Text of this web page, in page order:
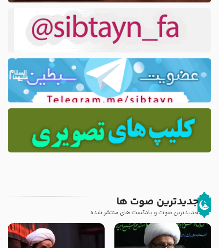
جدیدترین صوت ها
جدیدترین صوت و پادکست های منتشر شده